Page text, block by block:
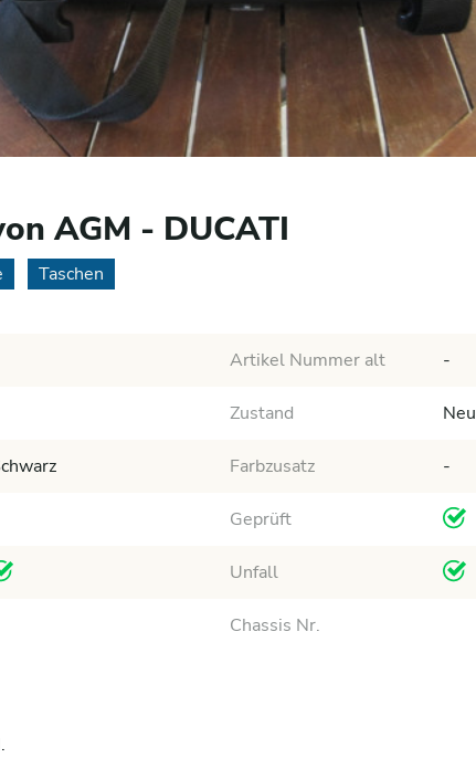
AGM - DUCATI
Taschen
Artikel Nummer alt -
Zustand Neu
Farbzusatz -
Geprüft
Unfall
Chassis Nr.